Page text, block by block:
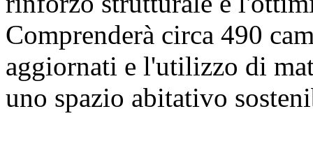
Comprenderà circa 490
aggiornati e l'utilizzo di
uno spazio abitativo